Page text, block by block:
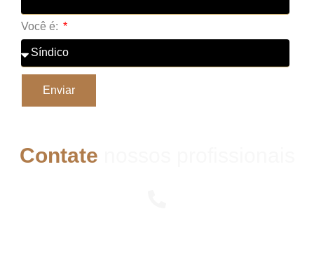
Contate
Você é:
Enviar